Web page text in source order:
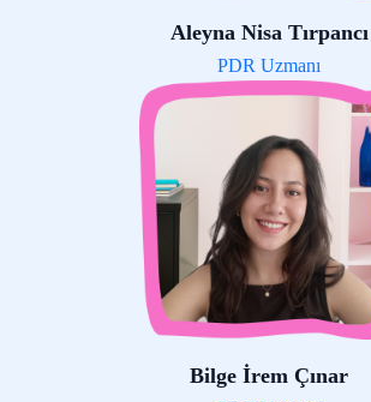
Aleyna Nisa Tırpancı
PDR Uzmanı
Bilge İrem Çınar